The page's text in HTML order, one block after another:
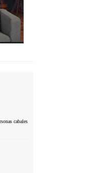
cabales